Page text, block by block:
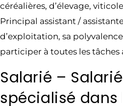
céréalières, d’élevage,
Principal assistant /
d’exploitation, sa
participer à toutes les tâches
Salarié –
spécialisé dans